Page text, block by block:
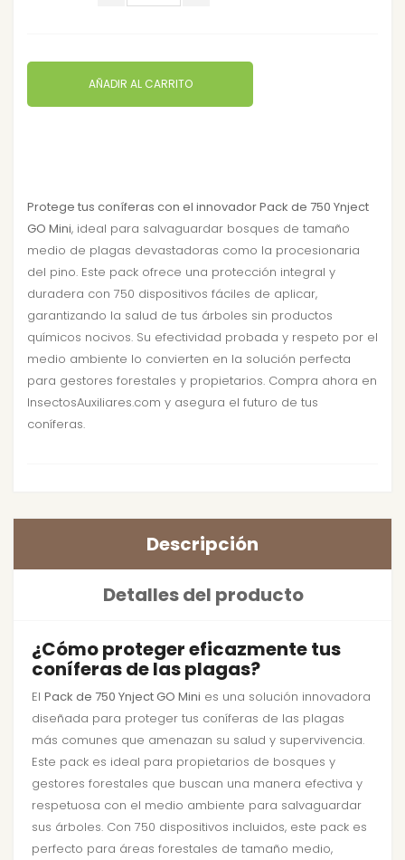
AÑADIR AL CARRITO
Protege tus coníferas con el innovador Pack de 750 Ynject
GO Mini, ideal para salvaguardar bosques de tamaño
medio de plagas devastadoras como la procesionaria
del pino. Este pack ofrece una protección integral y
duradera con 750 dispositivos fáciles de aplicar,
garantizando la salud de tus árboles sin productos
químicos nocivos. Su efectividad probada y respeto por el
medio ambiente lo convierten en la solución perfecta
para gestores forestales y propietarios. Compra ahora en
InsectosAuxiliares.com y asegura el futuro de tus
coníferas.
Descripción
Detalles del producto
¿Cómo proteger eficazmente tus
coníferas de las plagas?
El Pack de 750 Ynject GO Mini es una solución innovadora
diseñada para proteger tus coníferas de las plagas
más comunes que amenazan su salud y supervivencia.
Este pack es ideal para propietarios de bosques y
gestores forestales que buscan una manera efectiva y
respetuosa con el medio ambiente para salvaguardar
sus árboles. Con 750 dispositivos incluidos, este pack es
perfecto para áreas forestales de tamaño medio,